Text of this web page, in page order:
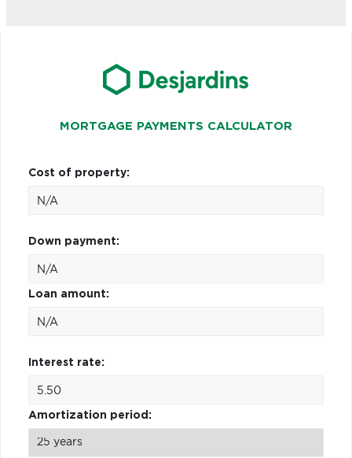
MORTGAGE PAYMENTS CALCULATOR
Cost of property:
Down payment:
Loan amount:
Interest rate:
Amortization period: